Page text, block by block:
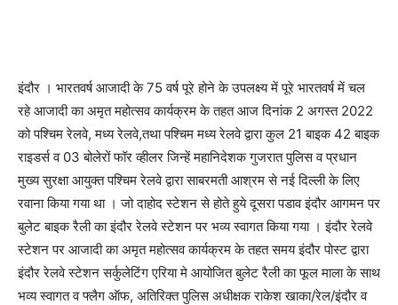
इंदौर । भारतवर्ष आजादी के 75 वर्ष पूरे होने के उपलक्ष्य में पूरे भारतवर्ष में चल
रहे आजादी का अमृत महोत्सव कार्यक्रम के तहत आज दिनांक 2 अगस्त 2022
को पश्चिम रेलवे, मध्य रेलवे,तथा पश्चिम मध्य रेलवे द्वारा कुल 21 बाइक 42 बाइक
राइडर्स व 03 बोलेरों फॉर व्हीलर जिन्हें महानिदेशक गुजरात पुलिस व प्रधान
मुख्य सुरक्षा आयुक्त पश्चिम रेलवे द्वारा साबरमती आश्रम से नई दिल्ली के लिए
रवाना किया गया था । जो दाहोद स्टेशन से होते हुये दूसरा पडाव इंदौर आगमन पर
बुलेट बाइक रैली का इंदौर रेलवे स्टेशन पर भव्य स्वागत किया गया । इंदौर रेलवे
स्टेशन पर आजादी का अमृत महोत्सव कार्यक्रम के तहत समय इंदौर पोस्ट द्वारा
इंदौर रेलवे स्टेशन सर्कुलेटिंग एरिया मे आयोजित बुलेट रैली का फूल माला के साथ
भव्य स्वागत व फ्लैग ऑफ, अतिरिक्त पुलिस अधीक्षक राकेश खाका/रेल/इंदौर व